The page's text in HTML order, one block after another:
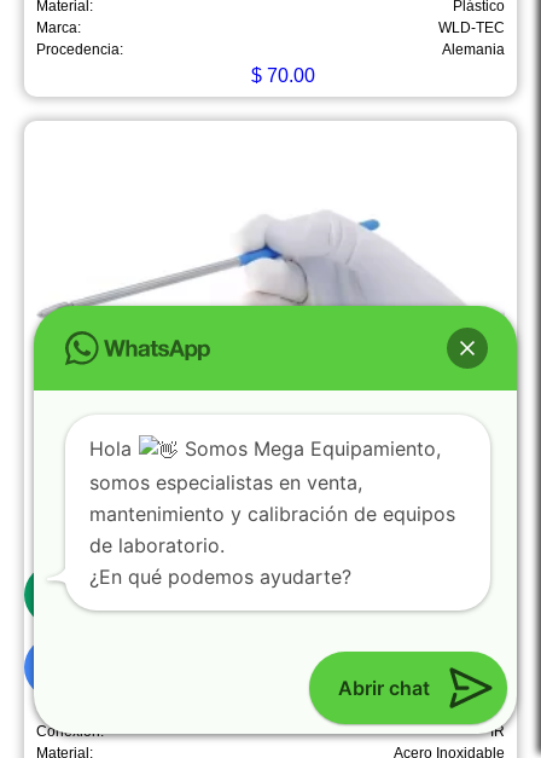
Material:
Plástico
Marca:
WLD-TEC
Procedencia:
Alemania
$70.00
Sensor de movimiento IR externo de acero inoxidable –
6.000.406
Conexión:
IR
Material:
Acero Inoxidable
Abrir chat
Hola
Somos Mega Equipamiento,
somos especialistas en venta,
mantenimiento y calibración de equipos
de laboratorio.
¿En qué podemos ayudarte?